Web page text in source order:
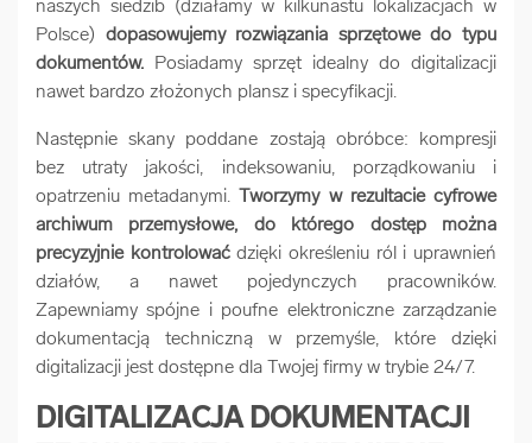
naszych siedzib (działamy w kilkunastu lokalizacjach w
Polsce) dopasowujemy rozwiązania sprzętowe do typu
dokumentów.
Posiadamy sprzęt idealny do digitalizacji
nawet bardzo złożonych plansz i specyfikacji.
Następnie skany poddane zostają obróbce: kompresji
bez utraty jakości, indeksowaniu, porządkowaniu i
opatrzeniu metadanymi.
Tworzymy w rezultacie cyfrowe
archiwum przemysłowe, do którego dostęp można
precyzyjnie kontrolowaćdzięki określeniu ról i uprawnień
działów, a nawet pojedynczych pracowników.
Zapewniamy spójne i poufne elektroniczne zarządzanie
dokumentacją techniczną w przemyśle, które dzięki
digitalizacji jest dostępne dla Twojej firmy w trybie 24/7.
DIGITALIZACJA DOKUMENTACJI